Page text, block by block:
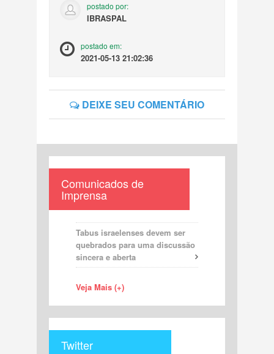
postado por:
IBRASPAL
postado em:
2021-05-13 21:02:36
DEIXE SEU COMENTÁRIO
Comunicados de
Imprensa
Tabus israelenses devem ser
quebrados para uma discussão
sincera e aberta
Veja Mais (+)
Twitter